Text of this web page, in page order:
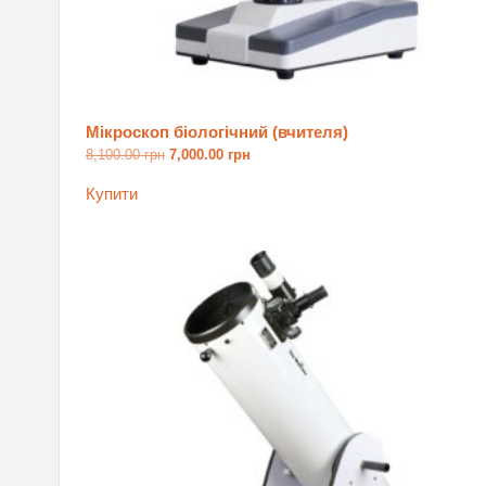
Мікроскоп біологічний (вчителя)
8,100.00грн Оригінальна
7,000.00 грн
Купити